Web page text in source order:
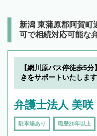
新潟 東蒲原郡阿賀町
可で相続対応可能な
【網川原バス停徒歩5
きをサポートいたします
弁護士法人 美咲
駐車場あり 職歴20年以上